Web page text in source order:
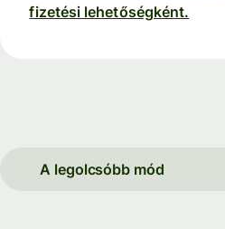
fizetési lehetőségként.
A legolcsóbb mód